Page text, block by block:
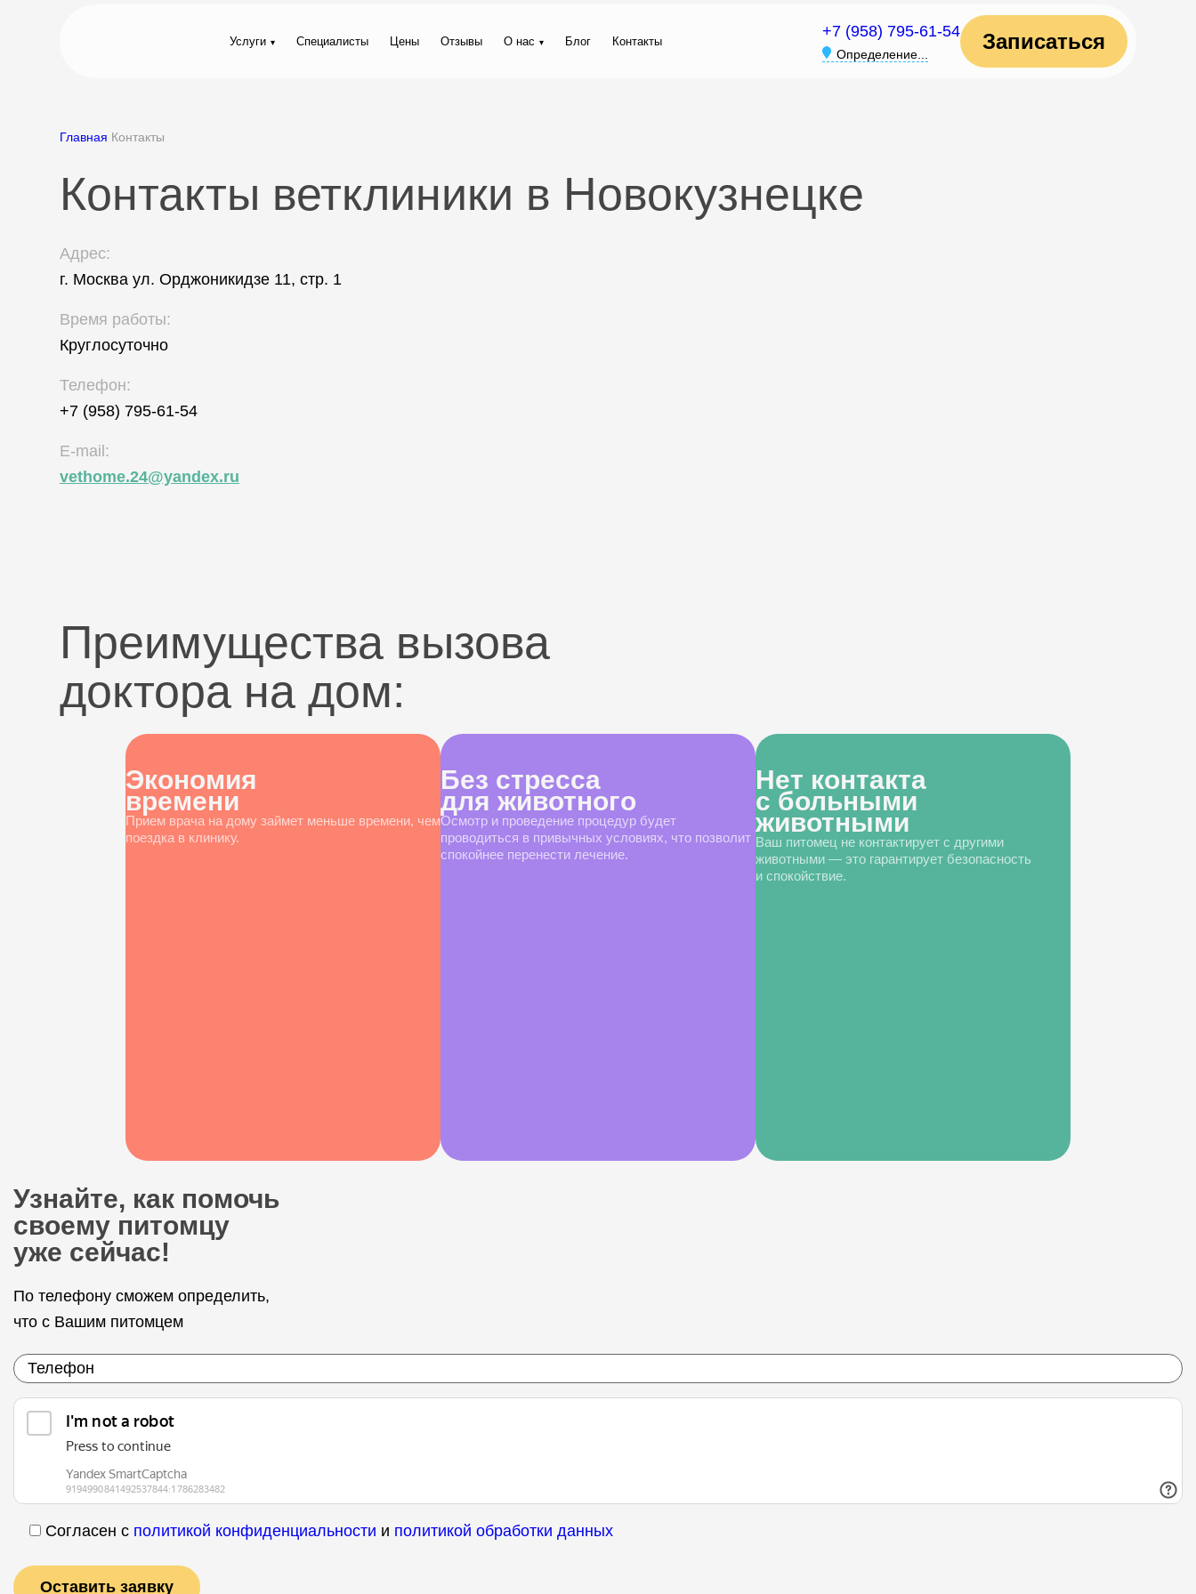
Услуги Специалисты Цены Отзывы О нас Блог Контакты
+7 (958) 795-61-54
Определение...
Записаться
Главная Контакты
Контакты ветклиники в Новокузнецке
Адрес:
г. Москва ул. Орджоникидзе 11, стр. 1
Время работы:
Круглосуточно
Телефон:
+7 (958) 795-61-54
E-mail:
vethome.24@yandex.ru
Преимущества вызова
доктора на дом:
Экономия
времени
Прием врача на дому займет меньше времени, чем
поездка в клинику.
Без стресса
для животного
Осмотр и проведение процедур будет
проводиться в привычных условиях, что позволит
спокойнее перенести лечение.
Нет контакта
с больными
животными
Ваш питомец не контактирует с другими
животными — это гарантирует безопасность
и спокойствие.
Узнайте, как помочь
своему питомцу
уже сейчас!
По телефону сможем определить,
что с Вашим питомцем
Согласен с политикой конфиденциальности и политикой обработки данных